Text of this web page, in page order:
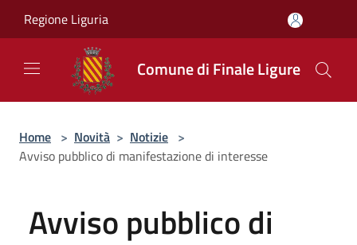
Regione Liguria
Comune di Finale Ligure
Home > Novità > Notizie >
Avviso pubblico di manifestazione di interesse
Avviso pubblico di